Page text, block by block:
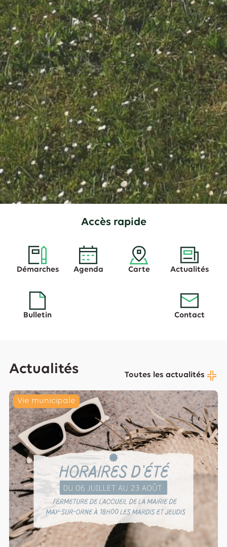
Accès rapide
Démarches Agenda Carte Actualités
Bulletin Contact
Actualités Toutes les actualités
Vie municipale